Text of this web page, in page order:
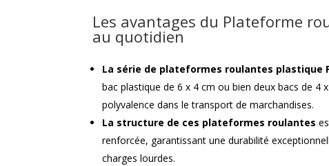
Les avantages du Plateforme
au quotidien
La série de plateformes roulantes plastique
bac plastique de 6 x 4 cm ou bien deux bacs de 4
polyvalence dans le transport de marchandises.
La structure de ces plateformes roulantes
renforcée, garantissant une durabilité
charges lourdes.